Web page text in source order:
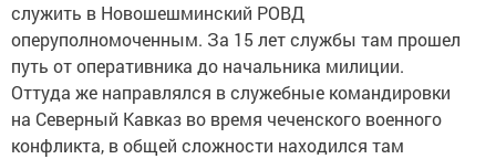
служить в Новошешминский РОВД
оперуполномоченным. За 15 лет службы там прошел
путь от оперативника до начальника милиции.
Оттуда же направлялся в служебные командировки
на Северный Кавказ во время чеченского военного
конфликта, в общей сложности находился там